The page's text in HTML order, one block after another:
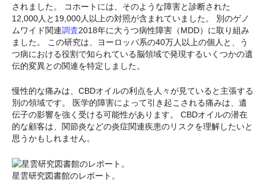
されました。 コホートには、そのような障害と診断された
12,000人と19,000人以上の対照が含まれていました。 別のゲノ
ムワイド関連調査2018年に大うつ病性障害（MDD）に取り組み
ました。 この研究は、ヨーロッパ系の40万人以上の個人と、う
つ病における役割で知られている脳領域で発現するいくつかの遺
伝的変異との関連を特定しました。
慢性的な痛みは、CBDオイルの利点を人々が見ていると主張する
別の領域です。 医学的障害によって引き起こされる痛みは、遺
伝子の影響を強く受ける可能性があります。 CBDオイルの潜在
的な顧客は、関節炎などの炎症関連疾患のリスクを理解したいと
思うかもしれません。
星雲研究図書館のレポート。